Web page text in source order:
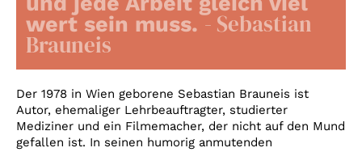
Account
Suche
wert sein muss. - Sebastian
Brauneis
Der 1978 in Wien geborene Sebastian Brauneis ist
Autor, ehemaliger Lehrbeauftragter, studierter
Mediziner und ein Filmemacher, der nicht auf den Mund
gefallen ist. In seinen humorig anmutenden